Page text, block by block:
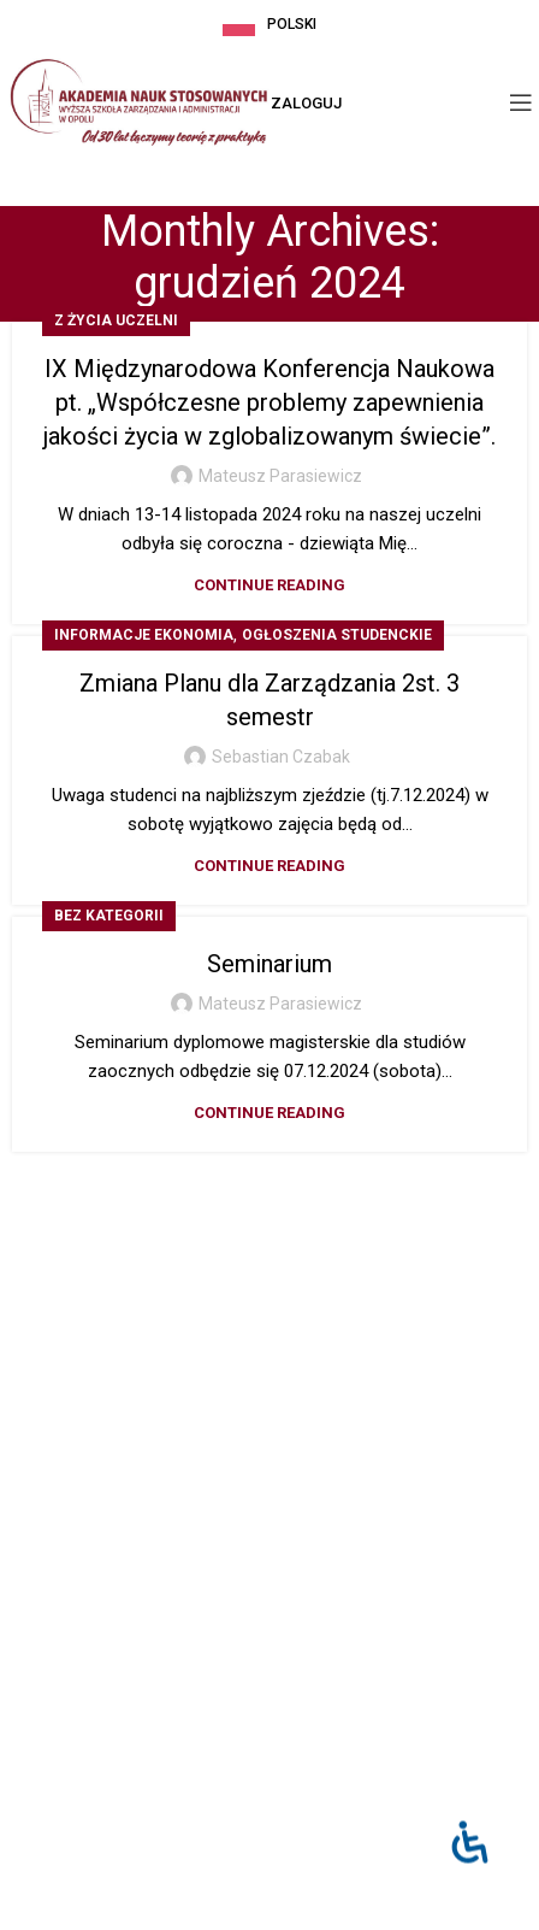
POLSKI
ZALOGUJ
Monthly Archives:
grudzień 2024
Z ŻYCIA UCZELNI
IX Międzynarodowa Konferencja Naukowa
pt. „Współczesne problemy zapewnienia
jakości życia w zglobalizowanym świecie”.
Mateusz Parasiewicz
W dniach 13-14 listopada 2024 roku na naszej uczelni
odbyła się coroczna - dziewiąta Mię...
CONTINUE READING
INFORMACJE EKONOMIA, OGŁOSZENIA STUDENCKIE
Zmiana Planu dla Zarządzania 2st. 3
semestr
Sebastian Czabak
Uwaga studenci na najbliższym zjeździe (tj.7.12.2024) w
sobotę wyjątkowo zajęcia będą od...
CONTINUE READING
BEZ KATEGORII
Seminarium
Mateusz Parasiewicz
Seminarium dyplomowe magisterskie dla studiów
zaocznych odbędzie się 07.12.2024 (sobota)...
CONTINUE READING